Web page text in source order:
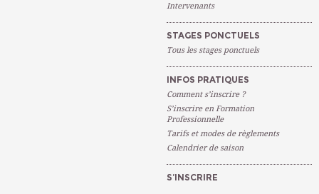
Intervenants
STAGES PONCTUELS
Tous les stages ponctuels
INFOS PRATIQUES
Comment s’inscrire ?
S’inscrire en Formation
Professionnelle
Tarifs et modes de règlements
Calendrier de saison
S’INSCRIRE